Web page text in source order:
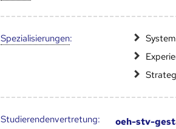
Speziali­sierungen:
Studierendenvertretung:
oeh-stv-